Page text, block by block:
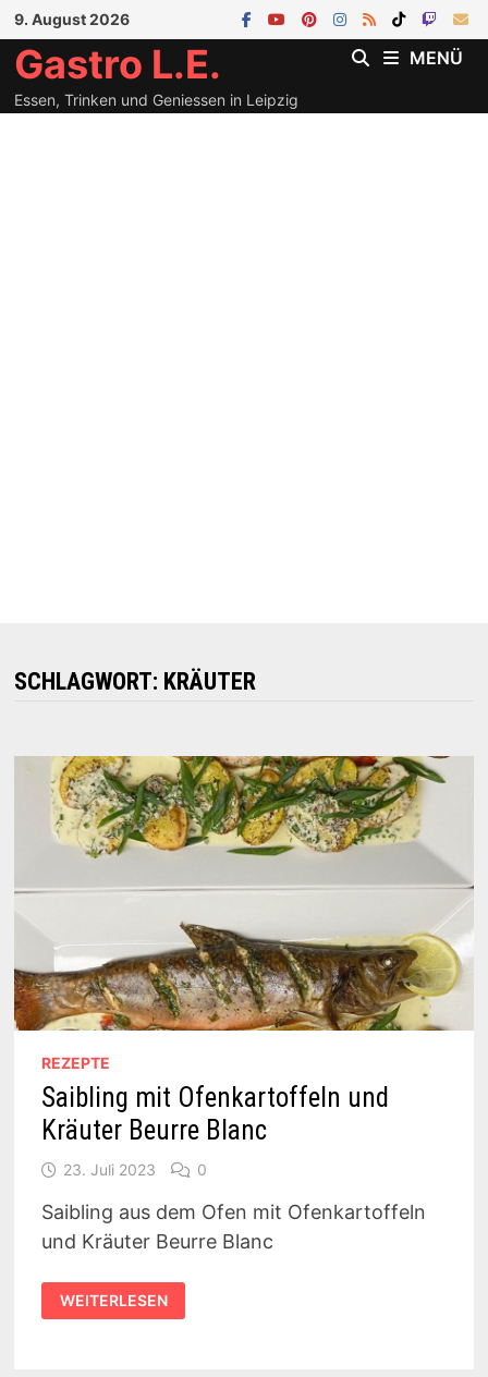
Zum
Inhalt
springen
9. August 2026
Gastro L.E.
Essen, Trinken und Geniessen in Leipzig
MENÜ
SCHLAGWORT: KRÄUTER
REZEPTE
Saibling mit Ofenkartoffeln und
Kräuter Beurre Blanc
23. Juli 2023 0
Saibling aus dem Ofen mit Ofenkartoffeln
und Kräuter Beurre Blanc
SAIBLING
MIT
OFENKARTOFFELN
WEITERLESEN